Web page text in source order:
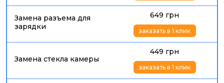
Замена разъема для
зарядки
649 грн
заказать в 1 клик
Замена стекла камеры
449 грн
заказать в 1 клик